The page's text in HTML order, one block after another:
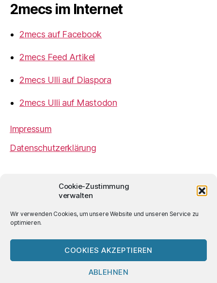
Cookie-Zustimmung
verwalten
Wir verwenden Cookies, um unsere Website und unseren Service zu
optimieren.
COOKIES AKZEPTIEREN
ABLEHNEN
2mecs im Internet
2mecs auf Facebook
2mecs Feed Artikel
2mecs Ulli auf Diaspora
2mecs Ulli auf Mastodon
Impressum
Datenschutzerklärung
Ulrich Würdemannist sofern nicht
anders angegeben lizenziert unter einer
Creative
Lizenz.